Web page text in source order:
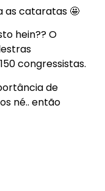
as cataratas 🤩
hein?? O
congressistas.
de
né.. então